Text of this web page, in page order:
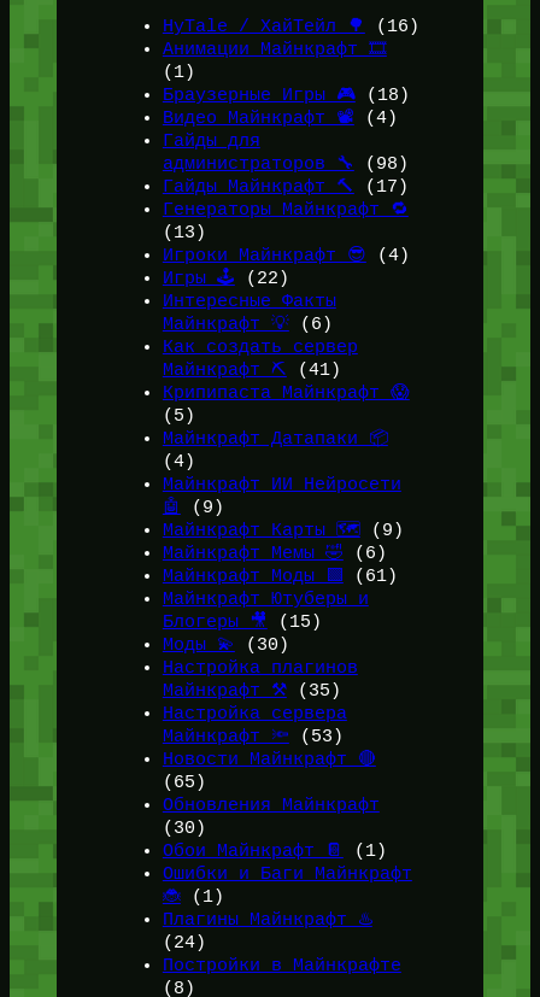
HyTale / ХайТейл 🌳
(16)
Анимации Майнкрафт 🎞️
(1)
Браузерные Игры 🎮(18)
Видео Майнкрафт 📽️ (4)
Гайды для
администраторов 🔧
(98)
Гайды Майнкрафт 🔨
(17)
Генераторы Майнкрафт 🔁
(13)
Игроки Майнкрафт 😎 (4)
Игры 🕹️ (22)
Интересные Факты
Майнкрафт 💡(6)
Как создать сервер
Майнкрафт ⛏️ (41)
Крипипаста Майнкрафт 😱
(5)
Майнкрафт Датапаки 📦
(4)
Майнкрафт ИИ Нейросети
🤖
(9)
Майнкрафт Карты 🗺️ (9)
Майнкрафт Мемы 🤣 (6)
Майнкрафт Моды 🟩
(61)
Майнкрафт Ютуберы и
Блогеры 🎥
(15)
Моды 💫
(30)
Настройка плагинов
Майнкрафт ⚒️(35)
Настройка сервера
Майнкрафт 🔦 (53)
Новости Майнкрафт 🔴
(65)
Обновления Майнкрафт
(30)
Обои Майнкрафт 📔
(1)
Ошибки и Баги Майнкрафт
🐞(1)
Плагины Майнкрафт ♨️
(24)
Постройки в Майнкрафте
(8)